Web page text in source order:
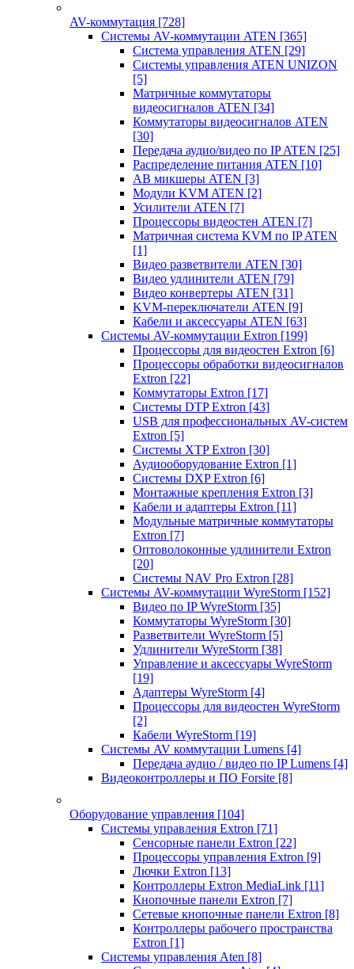
AV-коммутация [728]
Системы AV-коммутации ATEN [365]
Система управления ATEN [29]
Системы управления ATEN UNIZON
[5]
Матричные коммутаторы
видеосигналов ATEN [34]
Коммутаторы видеосигналов ATEN
[30]
Передача аудио/видео по IP ATEN [25]
Распределение питания ATEN [10]
АВ микшеры ATEN [3]
Модули KVM ATEN [2]
Усилители ATEN [7]
Процессоры видеостен ATEN [7]
Матричная система KVM по IP ATEN
[1]
Видео разветвители ATEN [30]
Видео удлинители ATEN [79]
Видео конвертеры ATEN [31]
KVM-переключатели ATEN [9]
Кабели и аксессуары ATEN [63]
Системы AV-коммутации Extron [199]
Процессоры для видеостен Extron [6]
Процессоры обработки видеосигналов
Extron [22]
Коммутаторы Extron [17]
Системы DTP Extron [43]
USB для профессиональных AV-систем
Extron [5]
Системы XTP Extron [30]
Аудиооборудование Extron [1]
Системы DXP Extron [6]
Монтажные крепления Extron [3]
Кабели и адаптеры Extron [11]
Модульные матричные коммутаторы
Extron [7]
Оптоволоконные удлинители Extron
[20]
Системы NAV Pro Extron [28]
Системы AV-коммутации WyreStorm [152]
Видео по IP WyreStorm [35]
Коммутаторы WyreStorm [30]
Разветвители WyreStorm [5]
Удлинители WyreStorm [38]
Управление и аксессуары WyreStorm
[19]
Адаптеры WyreStorm [4]
Процессоры для видеостен WyreStorm
[2]
Кабели WyreStorm [19]
Системы AV коммутации Lumens [4]
Передача аудио / видео по IP Lumens [4]
Видеоконтроллеры и ПО Forsite [8]
Оборудование управления [104]
Системы управления Extron [71]
Сенсорные панели Extron [22]
Процессоры управления Extron [9]
Лючки Extron [13]
Контроллеры Extron MediaLink [11]
Кнопочные панели Extron [7]
Сетевые кнопочные панели Extron [8]
Контроллеры рабочего пространства
Extron [1]
Системы управления Aten [8]